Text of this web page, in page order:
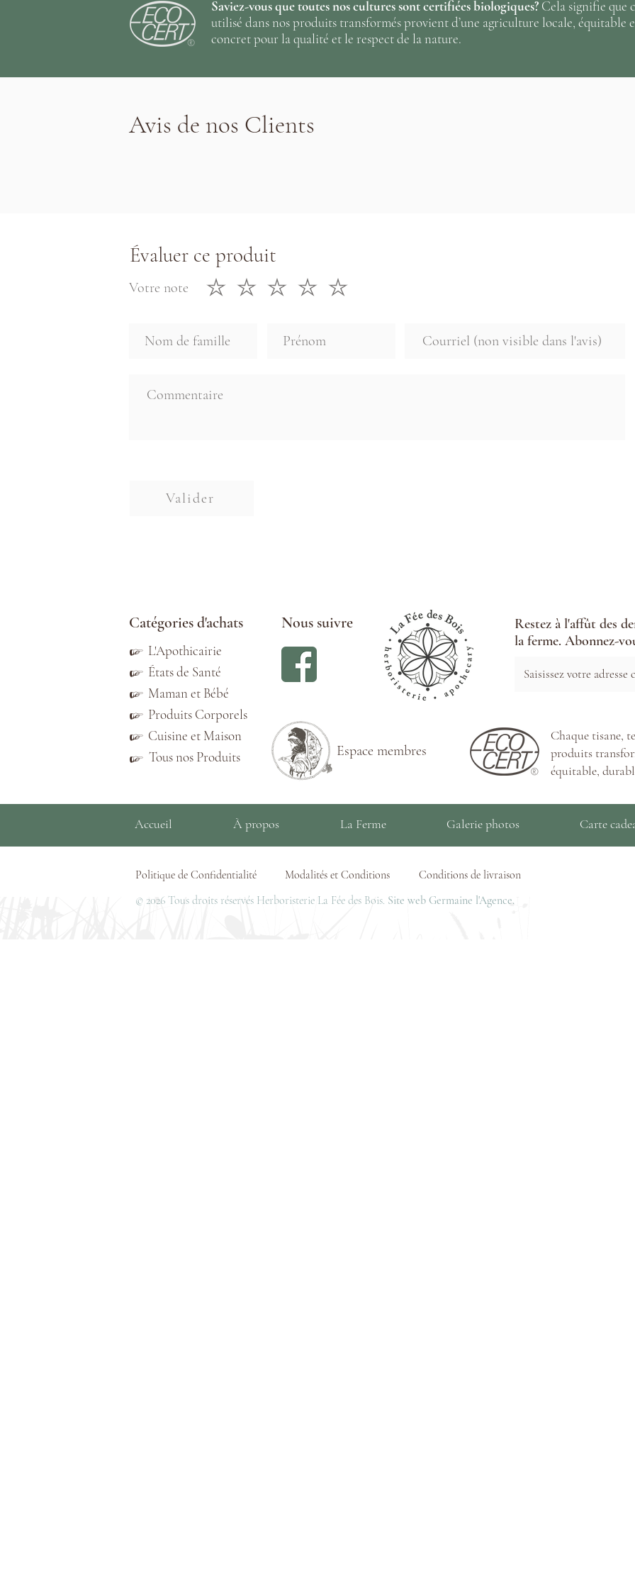
après la longue
musculaire et
Saviez-vous que toutes nos cultures sont certifiées biologiques? Cela signifie que
utilisé dans nos produits transformés provient d’une agriculture locale, équitable
concret pour la qualité et le respect de la nature.
Avis de nos Clients
Évaluer ce produit
Votre note
Valider
Catégories d'achats Nous suivre
L'Apothicairie
États de Santé
Maman et Bébé
Produits Corporels
Cuisine et Maison
Tous nos Produits
☞
☞
☞
☞
☞
☞
Espace membres
Restez à l'affût des
la ferme. Abonnez-
Chaque tisane,
produits
équitable,
Accueil À propos La Ferme Galerie photos Carte
Politique de Confidentialité Modalités et Conditions
Conditions de livraison
© 2026 Tous droits réservés Herboristerie La Fée des Bois. Site web Germaine l'Agence.